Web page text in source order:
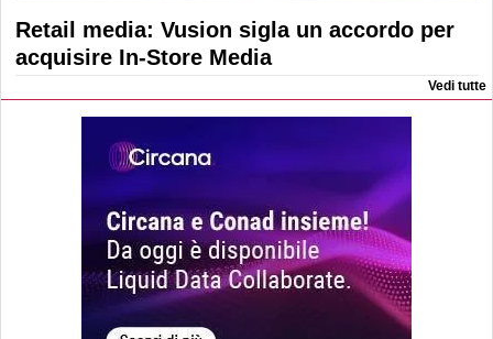
Retail media: Vusion sigla un accordo per
acquisire In-Store Media
Vedi tutte